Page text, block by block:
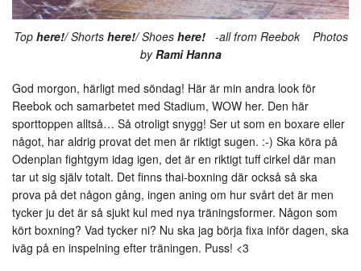
Top here!/ Shorts here!/ Shoes here!-all from Reebok Photos
byRami Hanna
God morgon, härligt med söndag! Här är min andra look för
Reebok och samarbetet med Stadium, WOW her. Den här
sporttoppen alltså… Så otroligt snygg! Ser ut som en boxare eller
något, har aldrig provat det men är riktigt sugen. :-) Ska köra på
Odenplan fightgym idag igen, det är en riktigt tuff cirkel där man
tar ut sig själv totalt. Det finns thai-boxning där också så ska
prova på det någon gång, ingen aning om hur svårt det är men
tycker ju det är så sjukt kul med nya träningsformer. Någon som
kört boxning? Vad tycker ni? Nu ska jag börja fixa inför dagen, ska
iväg på en inspelning efter träningen. Puss! <3